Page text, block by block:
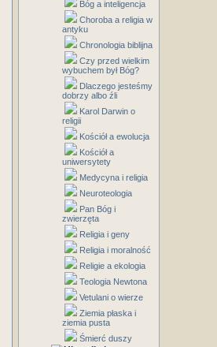
Bóg a inteligencja
Choroba a religia w
antyku
Chronologia biblijna
Czy przed wielkim
wybuchem był Bóg?
Dlaczego jesteśmy
dobrzy albo źli
Karol Darwin o
religii
Kościół a ewolucja
Kościół a
uniwersytety
Medycyna i religia
Neuroteologia
Pan Bóg i
zwierzęta
Religia i geny
Religia i moralność
Religie a ekologia
Teologia Newtona
Vetulani o wierze
Ziemia płaska i
ziemia pusta
Śmierć duszy